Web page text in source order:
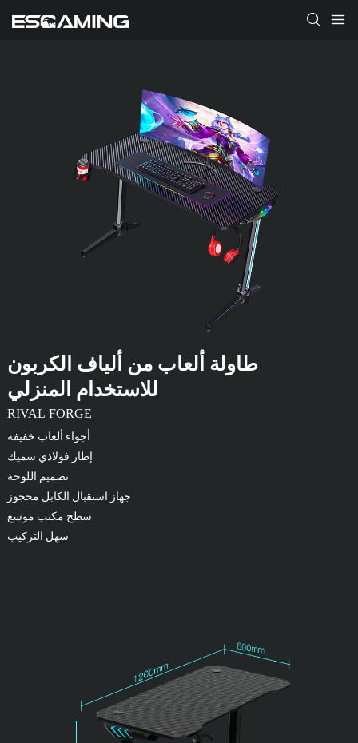
طاولة ألعاب من ألياف الكربون
للاستخدام المنزلي
RIVAL FORGE
أجواء ألعاب خفيفة
إطار فولاذي سميك
تصميم اللوحة
جهاز استقبال الكابل محجوز
سطح مكتب موسع
سهل التركيب